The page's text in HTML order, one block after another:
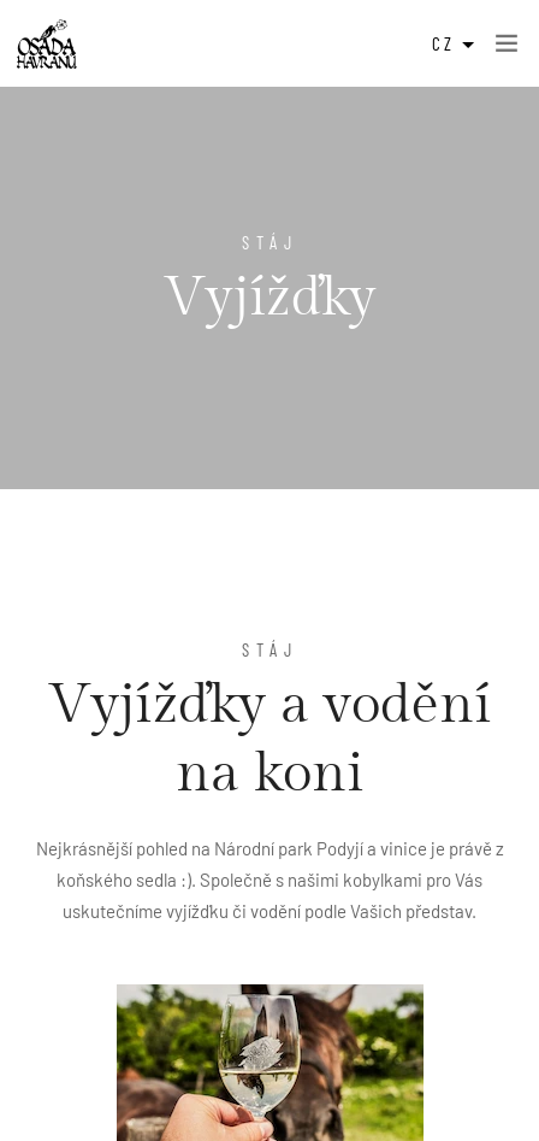
CZ
STÁJ
Vyjížďky
STÁJ
Vyjížďky a vodění
na koni
Nejkrásnější pohled na Národní park Podyjí a vinice je právě z
koňského sedla :). Společně s našimi kobylkami pro Vás
uskutečníme vyjížďku či vodění podle Vašich představ.